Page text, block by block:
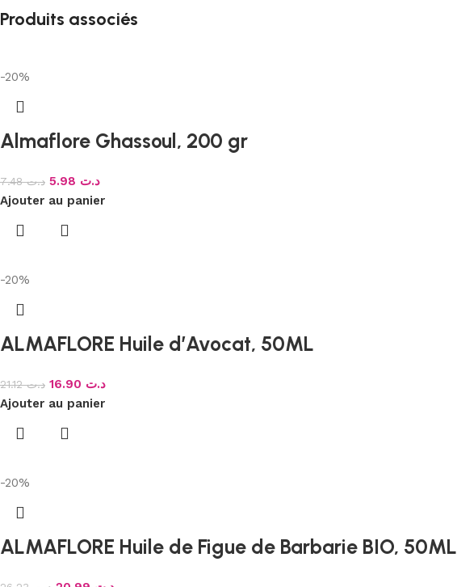
Produits associés
-20%
Almaflore Ghassoul, 200 gr
د.ت7.48 د.ت
Ajouter au panier
-20%
ALMAFLORE Huile d’Avocat, 50ML
د.ت21.12 د.ت
Ajouter au panier
-20%
ALMAFLORE Huile de Figue de Barbarie BIO, 50ML